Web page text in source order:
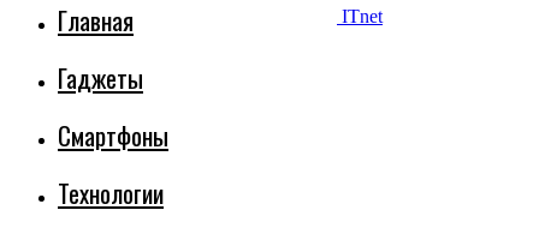
ITnet
Главная
Гаджеты
Смартфоны
Технологии